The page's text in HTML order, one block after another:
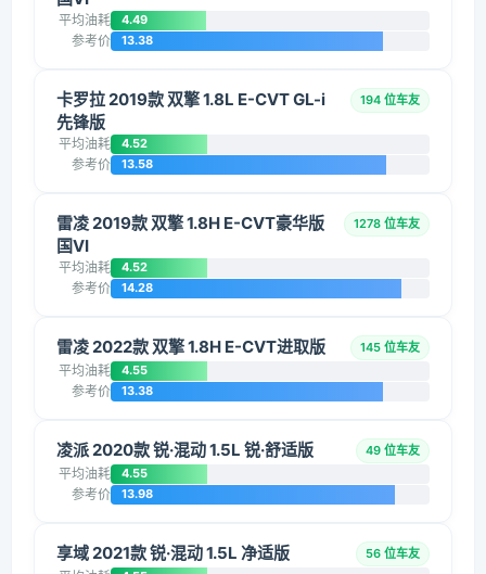
平均油耗 4.49
参考价 13.38
卡罗拉 2019款 双擎 1.8L E-CVT GL-i
先锋版
194 位车友
平均油耗 4.52
参考价 13.58
雷凌 2019款 双擎 1.8H E-CVT豪华版
国VI
1278 位车友
平均油耗 4.52
参考价 14.28
雷凌 2022款 双擎 1.8H E-CVT进取版 145 位车友
平均油耗 4.55
参考价 13.38
凌派 2020款 锐·混动 1.5L 锐·舒适版 49 位车友
平均油耗 4.55
参考价 13.98
享域 2021款 锐·混动 1.5L 净适版 56 位车友